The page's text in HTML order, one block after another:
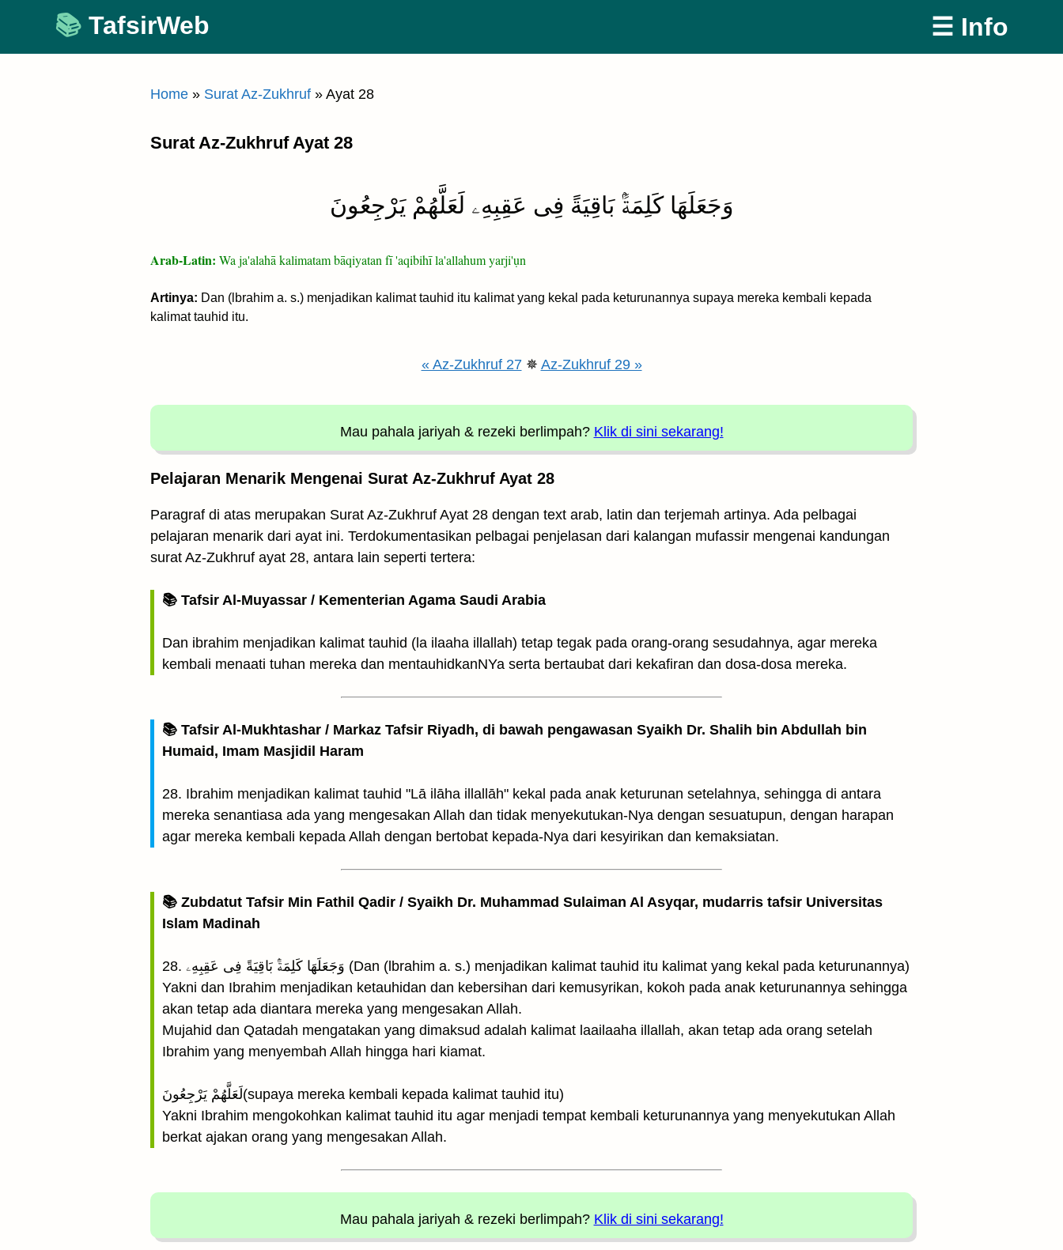
content
TafsirWeb ☰ Info
Home » Surat Az-Zukhruf » Ayat 28
Surat Az-Zukhruf Ayat 28
وَجَعَلَهَا كَلِمَةًۢ بَاقِيَةً فِى عَقِبِهِۦ لَعَلَّهُمْ يَرْجِعُونَ
Arab-Latin: Wa ja'alahā kalimatam bāqiyatan fī 'aqibihī la'allahum yarji'ụn
Artinya: Dan (lbrahim a. s.) menjadikan kalimat tauhid itu kalimat yang kekal pada keturunannya supaya mereka kembali kepada
kalimat tauhid itu.
« Az-Zukhruf 27✵ Az-Zukhruf 29 »
Mau pahala jariyah & rezeki berlimpah? Klik di sini sekarang!
Pelajaran Menarik Mengenai Surat Az-Zukhruf Ayat 28
Paragraf di atas merupakan Surat Az-Zukhruf Ayat 28 dengan text arab, latin dan terjemah artinya. Ada pelbagai
pelajaran menarik dari ayat ini. Terdokumentasikan pelbagai penjelasan dari kalangan mufassir mengenai kandungan
surat Az-Zukhruf ayat 28, antara lain seperti tertera:
📚 Tafsir Al-Muyassar / Kementerian Agama Saudi Arabia
Dan ibrahim menjadikan kalimat tauhid (la ilaaha illallah) tetap tegak pada orang-orang sesudahnya, agar mereka
kembali menaati tuhan mereka dan mentauhidkanNYa serta bertaubat dari kekafiran dan dosa-dosa mereka.
📚 Tafsir Al-Mukhtashar / Markaz Tafsir Riyadh, di bawah pengawasan Syaikh Dr. Shalih bin Abdullah bin
Humaid, Imam Masjidil Haram
28. Ibrahim menjadikan kalimat tauhid "Lā ilāha illallāh" kekal pada anak keturunan setelahnya, sehingga di antara
mereka senantiasa ada yang mengesakan Allah dan tidak menyekutukan-Nya dengan sesuatupun, dengan harapan
agar mereka kembali kepada Allah dengan bertobat kepada-Nya dari kesyirikan dan kemaksiatan.
📚 Zubdatut Tafsir Min Fathil Qadir / Syaikh Dr. Muhammad Sulaiman Al Asyqar, mudarris tafsir Universitas
Islam Madinah
28. وَجَعَلَهَا كَلِمَةًۢ بَاقِيَةً فِى عَقِبِهِۦ (Dan (lbrahim a. s.) menjadikan kalimat tauhid itu kalimat yang kekal pada keturunannya)
Yakni dan Ibrahim menjadikan ketauhidan dan kebersihan dari kemusyrikan, kokoh pada anak keturunannya sehingga
akan tetap ada diantara mereka yang mengesakan Allah.
Mujahid dan Qatadah mengatakan yang dimaksud adalah kalimat laailaaha illallah, akan tetap ada orang setelah
Ibrahim yang menyembah Allah hingga hari kiamat.
لَعَلَّهُمْ يَرْجِعُونَ(supaya mereka kembali kepada kalimat tauhid itu)
Yakni Ibrahim mengokohkan kalimat tauhid itu agar menjadi tempat kembali keturunannya yang menyekutukan Allah
berkat ajakan orang yang mengesakan Allah.
Mau pahala jariyah & rezeki berlimpah? Klik di sini sekarang!